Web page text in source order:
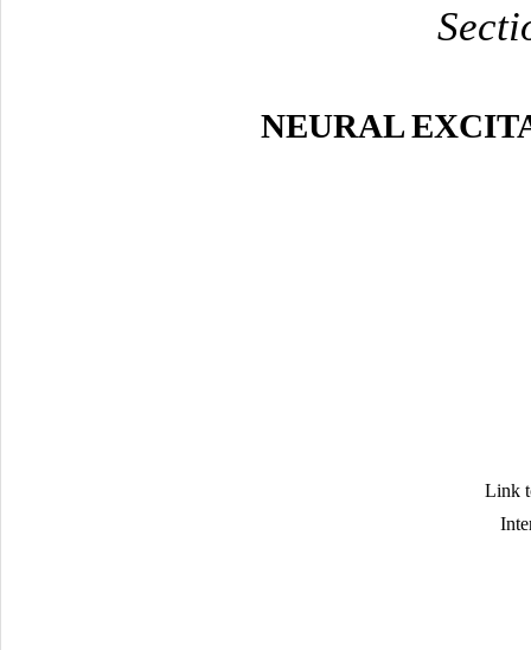
NEURAL
Link